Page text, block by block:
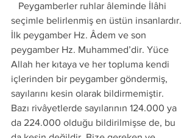
seçimle belirlenmiş en üstün insanlardır.
İlk peygamber Hz. Âdem ve son
peygamber Hz. Muhammed’dir. Yüce
Allah her kıtaya ve her topluma kendi
içlerinden bir peygamber göndermiş,
sayılarını kesin olarak bildirmemiştir.
Bazı rivâyetlerde sayılarının 124.000 ya
da 224.000 olduğu bildirilmişse de, bu